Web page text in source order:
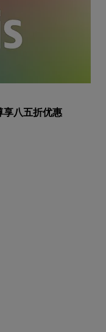
享八五折优惠